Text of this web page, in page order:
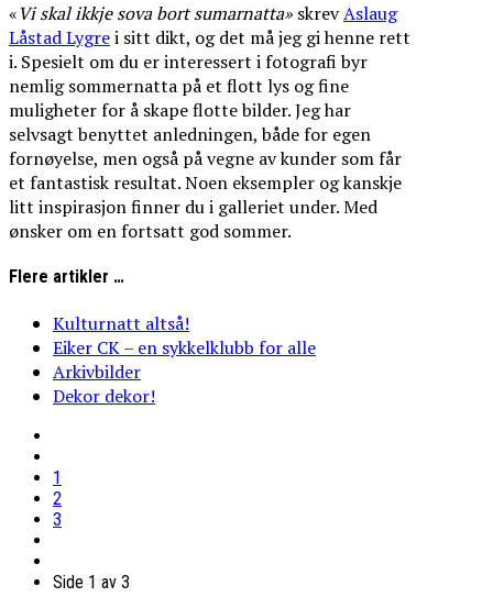
«Viskalikkjesovabort sumarnatta» skrevAslaug
Låstad Lygrei sitt dikt, og det må jeg gi henne rett
i. Spesielt om du er interessert i fotografi byr
nemlig sommernatta på et flott lys og fine
muligheter for å skape flotte bilder. Jeg har
selvsagt benyttet anledningen, både for egen
fornøyelse, men også på vegne av kunder som får
et fantastisk resultat. Noen eksempler og kanskje
litt inspirasjon finner du i galleriet under. Med
ønsker om en fortsatt god sommer.
Flere artikler …
Kulturnatt altså!
Eiker CK – en sykkelklubb for alle
Arkivbilder
Dekor dekor!
1
2
3
Side 1 av 3